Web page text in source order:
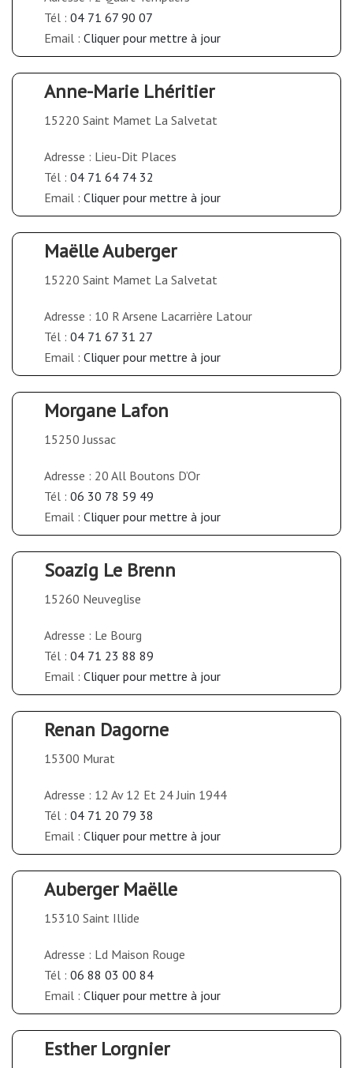
Tél : 04 71 67 90 07
Email : Cliquer pour mettre à jour
Anne-Marie Lhéritier
15220 Saint Mamet La Salvetat
Adresse : Lieu-Dit Places
Tél : 04 71 64 74 32
Email : Cliquer pour mettre à jour
Maëlle Auberger
15220 Saint Mamet La Salvetat
Adresse : 10 R Arsene Lacarrière Latour
Tél : 04 71 67 31 27
Email : Cliquer pour mettre à jour
Morgane Lafon
15250 Jussac
Adresse : 20 All Boutons D’Or
Tél : 06 30 78 59 49
Email : Cliquer pour mettre à jour
Soazig Le Brenn
15260 Neuveglise
Adresse : Le Bourg
Tél : 04 71 23 88 89
Email : Cliquer pour mettre à jour
Renan Dagorne
15300 Murat
Adresse : 12 Av 12 Et 24 Juin 1944
Tél : 04 71 20 79 38
Email : Cliquer pour mettre à jour
Auberger Maëlle
15310 Saint Illide
Adresse : Ld Maison Rouge
Tél : 06 88 03 00 84
Email : Cliquer pour mettre à jour
Esther Lorgnier